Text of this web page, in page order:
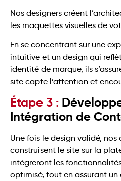
Nos designers créent
les maquettes visuelles de
En se concentrant sur une
intuitive et un design qui
identité de marque, ils
site capte l’attention et
Étape 3 :
Intégration de
Une fois le design validé, nos
construisent le site sur la
intégreront les
optimisé, tout en assurant